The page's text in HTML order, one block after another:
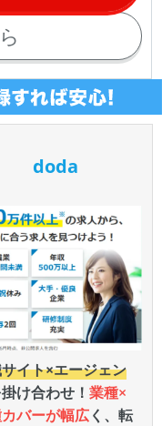
doda
イト×エージェン
け合わせ！業種×
バーが幅広く、転